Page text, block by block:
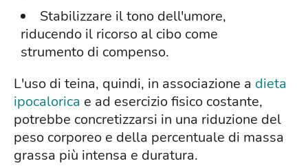
Stabilizzare il tono dell'umore,
riducendo il ricorso al cibo come
strumento di compenso.
L'uso di teina, quindi, in associazione a dieta
ipocalorica e ad esercizio fisico costante,
potrebbe concretizzarsi in una riduzione del
peso corporeo e della percentuale di massa
grassa più intensa e duratura.